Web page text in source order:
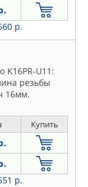
р.
K16PR-U11:
резьбы
16мм.
Купить
р.